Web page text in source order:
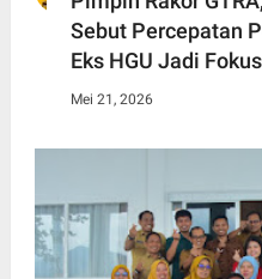
Sebut Percepatan
Eks HGU Jadi
Mei 21, 2026